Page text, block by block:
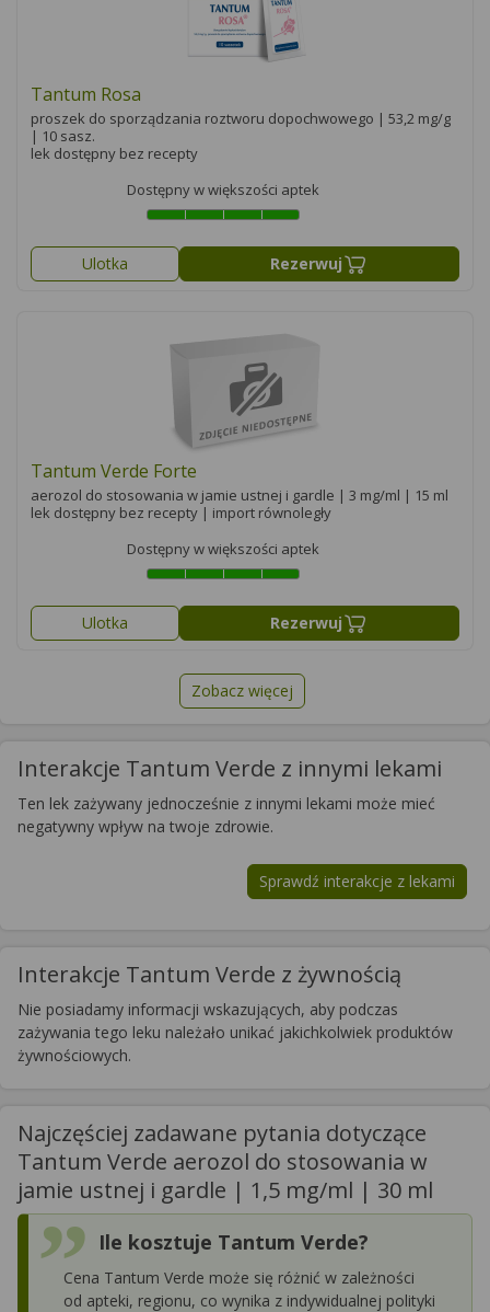
Tantum Rosa
proszek do sporządzania roztworu dopochwowego | 53,2 mg/g
| 10 sasz.
lek dostępny bez recepty
Dostępny w większości aptek
Ulotka Rezerwuj
Tantum Verde Forte
aerozol do stosowania w jamie ustnej i gardle | 3 mg/ml | 15 ml
lek dostępny bez recepty | import równoległy
Dostępny w większości aptek
Ulotka Rezerwuj
Zobacz więcej
Interakcje Tantum Verde z innymi lekami
Ten lek zażywany jednocześnie z innymi lekami może mieć
negatywny wpływ na twoje zdrowie.
Sprawdź interakcje z lekami
Interakcje Tantum Verde z żywnością
Nie posiadamy informacji wskazujących, aby podczas
zażywania tego leku należało unikać jakichkolwiek produktów
żywnościowych.
Najczęściej zadawane pytania dotyczące
Tantum Verde aerozol do stosowania w
jamie ustnej i gardle | 1,5 mg/ml | 30 ml
Ile kosztuje Tantum Verde?
Cena Tantum Verde może się różnić w zależności
od apteki, regionu, co wynika z indywidualnej polityki